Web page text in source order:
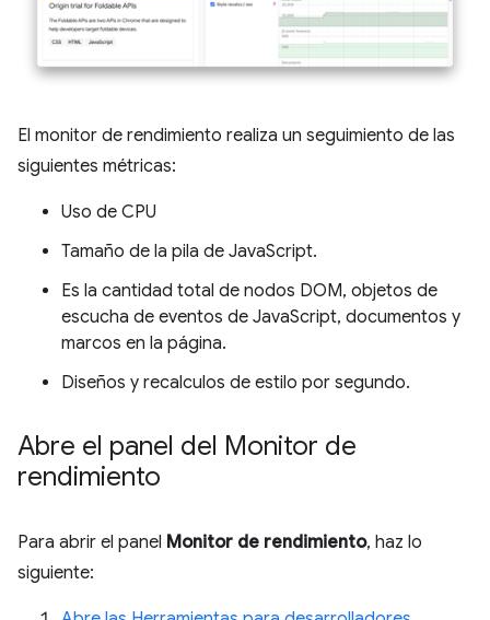
El monitor de rendimiento realiza un seguimiento de las
siguientes métricas:
Uso de CPU
Tamaño de la pila de JavaScript.
Es la cantidad total de nodos DOM, objetos de
escucha de eventos de JavaScript, documentos y
marcos en la página.
Diseños y recalculos de estilo por segundo.
Abre el panel del Monitor de
rendimiento
Para abrir el panel Monitor de rendimiento, haz lo
siguiente: